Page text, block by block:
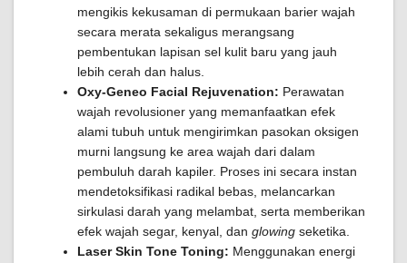
mengikis kekusaman di permukaan barier wajah
secara merata sekaligus merangsang
pembentukan lapisan sel kulit baru yang jauh
lebih cerah dan halus.
Oxy-Geneo Facial Rejuvenation: Perawatan
wajah revolusioner yang memanfaatkan efek
alami tubuh untuk mengirimkan pasokan oksigen
murni langsung ke area wajah dari dalam
pembuluh darah kapiler. Proses ini secara instan
mendetoksifikasi radikal bebas, melancarkan
sirkulasi darah yang melambat, serta memberikan
efek wajah segar, kenyal, dan glowing seketika.
Laser Skin Tone Toning: Menggunakan energi